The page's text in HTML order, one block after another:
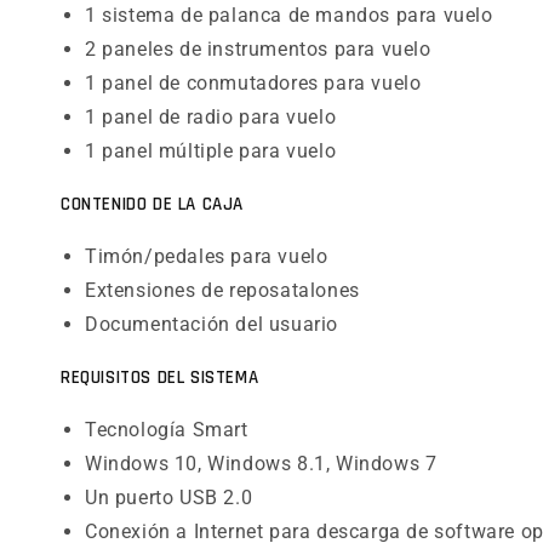
1 sistema de palanca de mandos para vuelo
2 paneles de instrumentos para vuelo
1 panel de conmutadores para vuelo
1 panel de radio para vuelo
1 panel múltiple para vuelo
CONTENIDO DE LA CAJA
Timón/pedales para vuelo
Extensiones de reposatalones
Documentación del usuario
REQUISITOS DEL SISTEMA
Tecnología Smart
Windows 10, Windows 8.1, Windows 7
Un puerto USB 2.0
Conexión a Internet para descarga de software